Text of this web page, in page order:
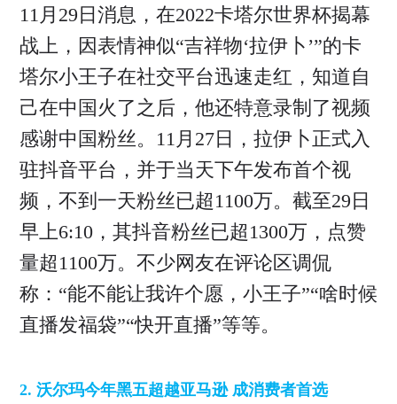
11月29日消息，在2022卡塔尔世界杯揭幕
战上，因表情神似“吉祥物‘拉伊卜’”的卡
塔尔小王子在社交平台迅速走红，知道自
己在中国火了之后，他还特意录制了视频
感谢中国粉丝。11月27日，拉伊卜正式入
驻抖音平台，并于当天下午发布首个视
频，不到一天粉丝已超1100万。截至29日
早上6:10，其抖音粉丝已超1300万，点赞
量超1100万。不少网友在评论区调侃
称：“能不能让我许个愿，小王子”“啥时候
直播发福袋”“快开直播”等等。
2. 沃尔玛今年黑五超越亚马逊 成消费者首选